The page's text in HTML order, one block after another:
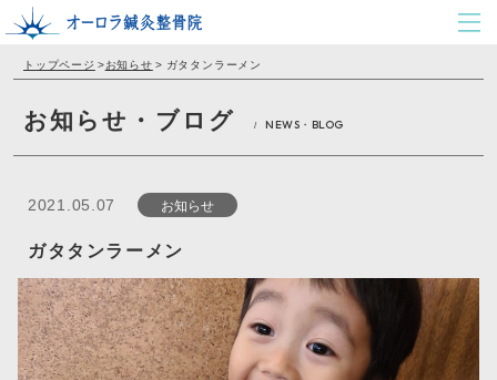
トップページ >お知らせ > ガタタンラーメン
お知らせ・ブログ / NEWS・BLOG
2021.05.07 お知らせ
ガタタンラーメン